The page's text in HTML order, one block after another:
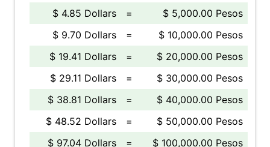
$ 4.85 Dollars
=
$ 5,000.00 Pesos
$ 9.70 Dollars
=
$ 10,000.00 Pesos
$ 19.41 Dollars
=
$ 20,000.00 Pesos
$ 29.11 Dollars
=
$ 30,000.00 Pesos
$ 38.81 Dollars
=
$ 40,000.00 Pesos
$ 48.52 Dollars
=
$ 50,000.00 Pesos
$ 97.04 Dollars
= $ 100,000.00 Pesos